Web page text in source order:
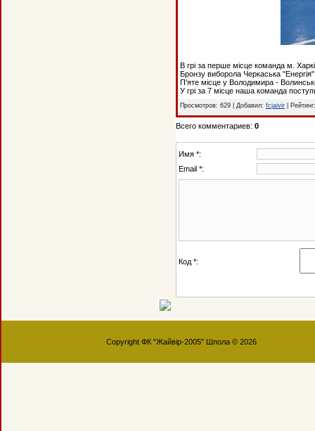
В грі за перше місце команда м.
Бронзу виборола Черкаська
П'яте місце у Володимира -
У грі за 7 місце наша команда
Просмотров: 629 | Добавил: fcjaivir |
Всего комментариев: 0
Имя *:
Email *:
Код *:
Copyright ФК "Жайвір-2005" Шпола © 2026